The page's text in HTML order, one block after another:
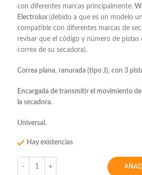
con diferentes marcas principalmente:
Electrolux (debido a que es un modelo
compatible con diferentes marcas de
revisar que el código y número de pistas
correa de su secadora).
Correa plana, ranurada (tipo J), con 3
Encargada de transmitir el movimiento
la secadora.
Universal.
Hay existencias